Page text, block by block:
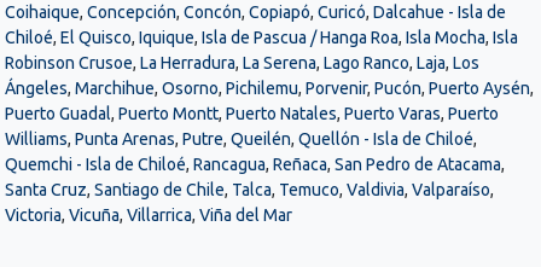
Coihaique, Concepción, Concón, Copiapó, Curicó, Dalcahue - Isla de
Chiloé, El Quisco, Iquique, Isla de Pascua / Hanga Roa, Isla Mocha, Isla
Robinson Crusoe, La Herradura, La Serena, Lago Ranco, Laja, Los
Ángeles, Marchihue, Osorno, Pichilemu, Porvenir, Pucón, Puerto Aysén,
Puerto Guadal, Puerto Montt, Puerto Natales, Puerto Varas, Puerto
Williams, Punta Arenas, Putre, Queilén, Quellón - Isla de Chiloé,
Quemchi - Isla de Chiloé, Rancagua, Reñaca, San Pedro de Atacama,
Santa Cruz, Santiago de Chile, Talca, Temuco, Valdivia, Valparaíso,
Victoria, Vicuña, Villarrica, Viña del Mar